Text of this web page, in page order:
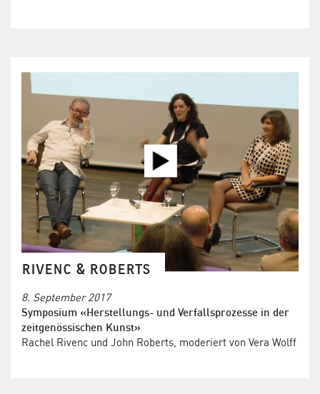
RIVENC & ROBERTS
8. September 2017
Symposium «Herstellungs- und Verfallsprozesse in der
zeitgenössischen Kunst»
Rachel Rivenc und John Roberts, moderiert von Vera Wolff